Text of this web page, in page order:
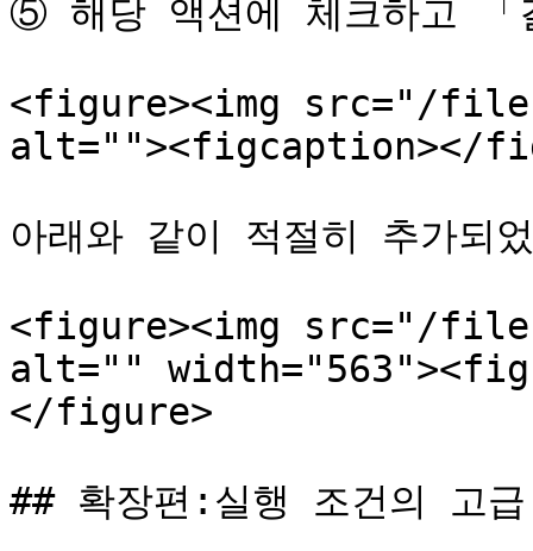
⑤ 해당 액션에 체크하고 「
<figure><img src="/files/
alt=""><figcaption></
아래와 같이 적절히 추가되
<figure><img src="/
alt=""
</figure>
## 확장편:실행 조건의 고